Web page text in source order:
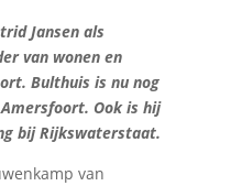
Jansen als
van wonen en
Bulthuis is nu nog
Ook is hij
bij Rijkswaterstaat.
van